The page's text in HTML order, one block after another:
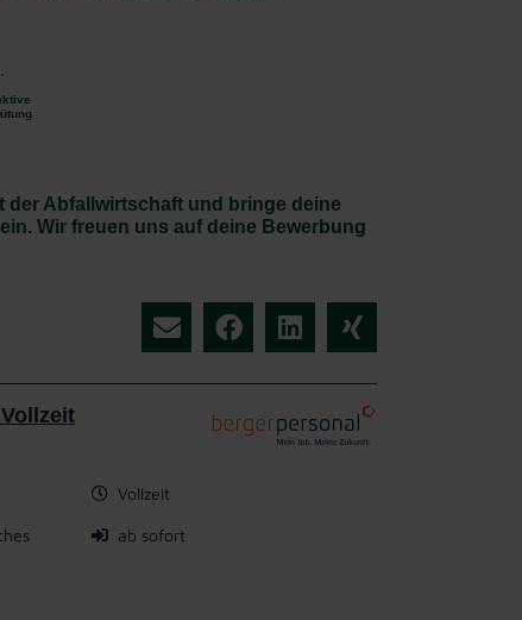
der Abfallwirtschaft und bringe deine
Wir freuen uns auf deine Bewerbung
Vollzeit
ab sofort